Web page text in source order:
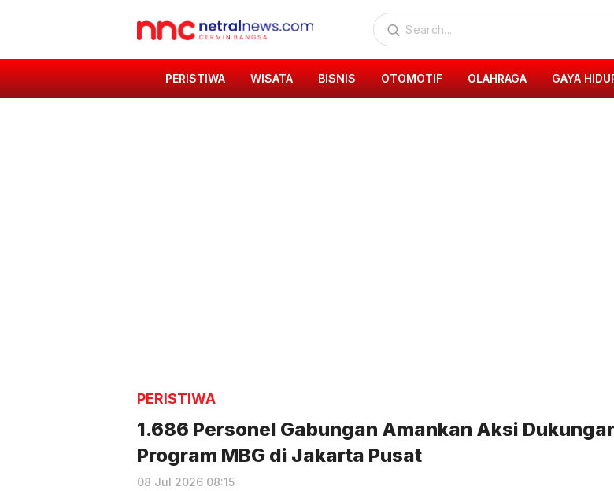
PERISTIWA WISATA BISNIS OTOMOTIF OLAHRAGA GAYA
PERISTIWA
1.686 Personel Gabungan Amankan Aksi
Program MBG di Jakarta Pusat
08 Jul 2026 08:15